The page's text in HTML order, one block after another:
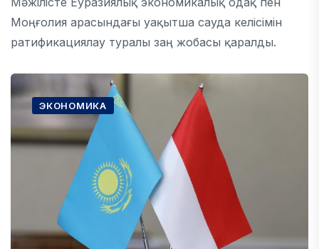
Моңғолия арасындағы уақытша сауда келісімін
ратификациялау туралы заң жобасы қаралды.
ЭКОНОМИКА